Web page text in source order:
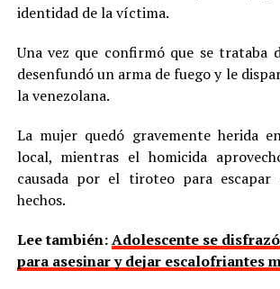
identidad de la víctima.
Una vez que confirmó que se trataba
desenfundó un arma de fuego y le
la venezolana.
La mujer quedó gravemente herida
local, mientras el homicida
causada por el tiroteo para
hechos.
Lee también:Adolescente se
para asesinar y dejar escalofriantes